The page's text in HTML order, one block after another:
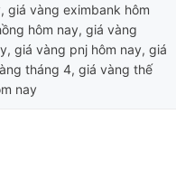
, giá vàng eximbank hôm
hôm nay, giá vàng
, giá vàng pnj hôm nay, giá
tháng 4, giá vàng thế
nay